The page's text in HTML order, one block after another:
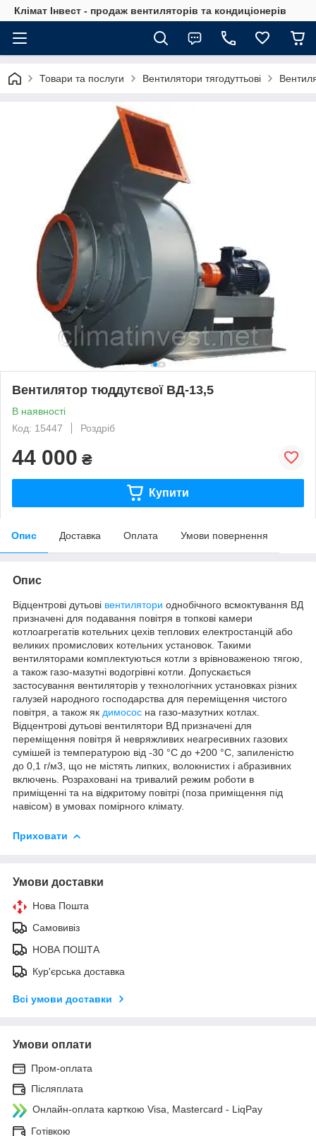
Клімат Інвест - продаж вентиляторів та кондиціонерів
Товари та послуги Вентилятори тягодуттьові
Вентилятор тюддутєвої ВД-13,5
В наявності
Код: 15447
Роздріб
44 000 ₴
Купити
Опис Доставка Оплата Умови повернення
Опис
Відцентрові дутьові вентилятори однобічного всмоктування ВД
призначені для подавання повітря в топкові камери
котлоагрегатів котельних цехів теплових електростанцій або
великих промислових котельних установок. Такими
вентиляторами комплектуються котли з врівноваженою тягою,
а також газо-мазутні водогрівні котли. Допускається
застосування вентиляторів у технологічних установках різних
галузей народного господарства для переміщення чистого
повітря, а також як димосос на газо-мазутних котлах.
Відцентрові дутьові вентилятори ВД призначені для
переміщення повітря й невряжливих неагресивних газових
сумішей із температурою від -30 °C до +200 °C, запиленістю
до 0,1 г/м3, що не містять липких, волокнистих і абразивних
включень. Розраховані на тривалий режим роботи в
приміщенні та на відкритому повітрі (поза приміщення під
навісом) в умовах помірного клімату.
Приховати
Умови доставки
Нова Пошта
Самовивіз
НОВА ПОШТА
Кур'єрська доставка
Всі умови доставки
Умови оплати
Пром-оплата
Післяплата
Онлайн-оплата карткою Visa, Mastercard - LiqPay
Готівкою